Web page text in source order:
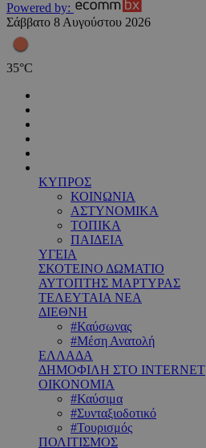
Powered by:
Σάββατο 8 Αυγούστου 2026
35°C
ΚΥΠΡΟΣ
ΚΟΙΝΩΝΙΑ
ΑΣΤΥΝΟΜΙΚΑ
ΤΟΠΙΚΑ
ΠΑΙΔΕΙΑ
ΥΓΕΙΑ
ΣΚΟΤΕΙΝΟ ΔΩΜΑΤΙΟ
ΑΥΤΟΠΤΗΣ ΜΑΡΤΥΡΑΣ
ΤΕΛΕΥΤΑΙΑ ΝΕΑ
ΔΙΕΘΝΗ
#Καύσωνας
#Μέση Ανατολή
ΕΛΛΑΔΑ
ΔΗΜΟΦΙΛΗ ΣΤΟ INTERNET
ΟΙΚΟΝΟΜΙΑ
#Καύσιμα
#Συνταξιοδοτικό
#Τουρισμός
ΠΟΛΙΤΙΣΜΟΣ